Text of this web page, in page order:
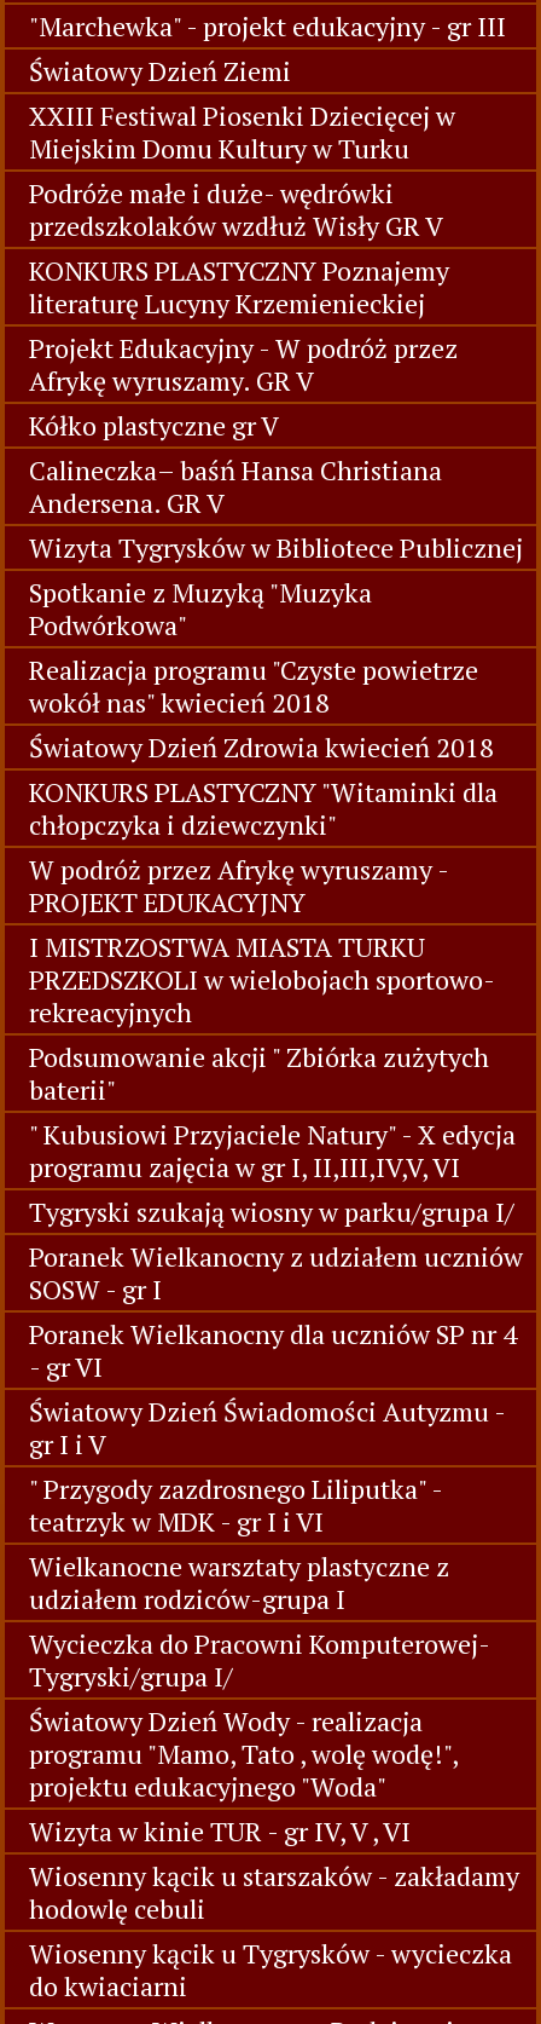
"Marchewka" - projekt edukacyjny - gr III
Światowy Dzień Ziemi
XXIII Festiwal Piosenki Dziecięcej w
Miejskim Domu Kultury w Turku
Podróże małe i duże- wędrówki
przedszkolaków wzdłuż Wisły GR V
KONKURS PLASTYCZNY Poznajemy
literaturę Lucyny Krzemienieckiej
Projekt Edukacyjny - W podróż przez
Afrykę wyruszamy. GR V
Kółko plastyczne gr V
Calineczka– baśń Hansa Christiana
Andersena. GR V
Wizyta Tygrysków w Bibliotece Publicznej
Spotkanie z Muzyką "Muzyka
Podwórkowa"
Realizacja programu "Czyste powietrze
wokół nas" kwiecień 2018
Światowy Dzień Zdrowia kwiecień 2018
KONKURS PLASTYCZNY "Witaminki dla
chłopczyka i dziewczynki"
W podróż przez Afrykę wyruszamy -
PROJEKT EDUKACYJNY
I MISTRZOSTWA MIASTA TURKU
PRZEDSZKOLI w wielobojach sportowo-
rekreacyjnych
Podsumowanie akcji " Zbiórka zużytych
baterii"
" Kubusiowi Przyjaciele Natury" - X edycja
programu zajęcia w gr I, II,III,IV,V, VI
Tygryski szukają wiosny w parku/grupa I/
Poranek Wielkanocny z udziałem uczniów
SOSW - gr I
Poranek Wielkanocny dla uczniów SP nr 4
- gr VI
Światowy Dzień Świadomości Autyzmu -
gr I i V
" Przygody zazdrosnego Liliputka" -
teatrzyk w MDK - gr I i VI
Wielkanocne warsztaty plastyczne z
udziałem rodziców-grupa I
Wycieczka do Pracowni Komputerowej-
Tygryski/grupa I/
Światowy Dzień Wody - realizacja
programu "Mamo, Tato , wolę wodę!",
projektu edukacyjnego "Woda"
Wizyta w kinie TUR - gr IV, V , VI
Wiosenny kącik u starszaków - zakładamy
hodowlę cebuli
Wiosenny kącik u Tygrysków - wycieczka
do kwiaciarni